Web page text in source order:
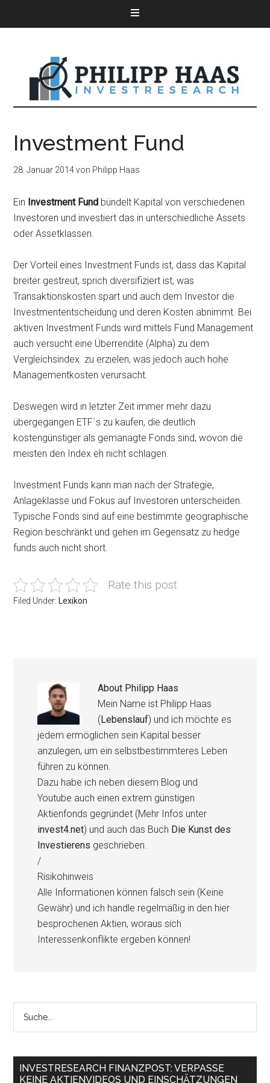
Investment Fund
28. Januar 2014von Philipp Haas
Ein Investment Fund bündelt Kapital von verschiedenen
Investoren und investiert das in unterschiedliche Assets
oder Assetklassen.
Der Vorteil eines Investment Funds ist, dass das Kapital
breiter gestreut, sprich diversifiziert ist, was
Transaktionskosten spart und auch dem Investor die
Investmententscheidung und deren Kosten abnimmt. Bei
aktiven Investment Funds wird mittels Fund Management
auch versucht eine Überrendite (Alpha) zu dem
Vergleichsindex zu erzielen, was jedoch auch hohe
Managementkosten verursacht.
Deswegen wird in letzter Zeit immer mehr dazu
übergegangen ETF´s zu kaufen, die deutlich
kostengünstiger als gemanagte Fonds sind, wovon die
meisten den Index eh nicht schlagen.
Investment Funds kann man nach der Strategie,
Anlageklasse und Fokus auf Investoren unterscheiden.
Typische Fonds sind auf eine bestimmte geographische
Region beschränkt und gehen im Gegensatz zu hedge
funds auch nicht short.
Rate this post
Filed Under: Lexikon
About Philipp Haas
Mein Name ist Philipp Haas
(Lebenslauf) und ich möchte es
jedem ermöglichen sein Kapital besser
anzulegen, um ein selbstbestimmteres Leben
führen zu können.
Dazu habe ich neben diesem Blog und
Youtube auch einen extrem günstigen
Aktienfonds gegründet (Mehr Infos unter
invest4.net) und auch das Buch Die Kunst des
Investierens geschrieben.
/
Risikohinweis
Alle Informationen können falsch sein (Keine
Gewähr) und ich handle regelmäßig in den hier
besprochenen Aktien, woraus sich
Interessenkonflikte ergeben können!
INVESTRESEARCH FINANZPOST: VERPASSE
KEINE AKTIENVIDEOS UND EINSCHÄTZUNGEN